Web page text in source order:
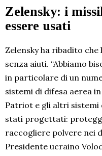
Zelensky: i
essere usati
Zelensky ha ribadito
senza aiuti. “Abbiamo
in particolare di un
sistemi di difesa aerea
Patriot e gli altri sistemi
stati progettati:
raccogliere polvere nei
Presidente ucraino